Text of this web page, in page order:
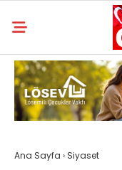
Ana Sayfa › Siyaset